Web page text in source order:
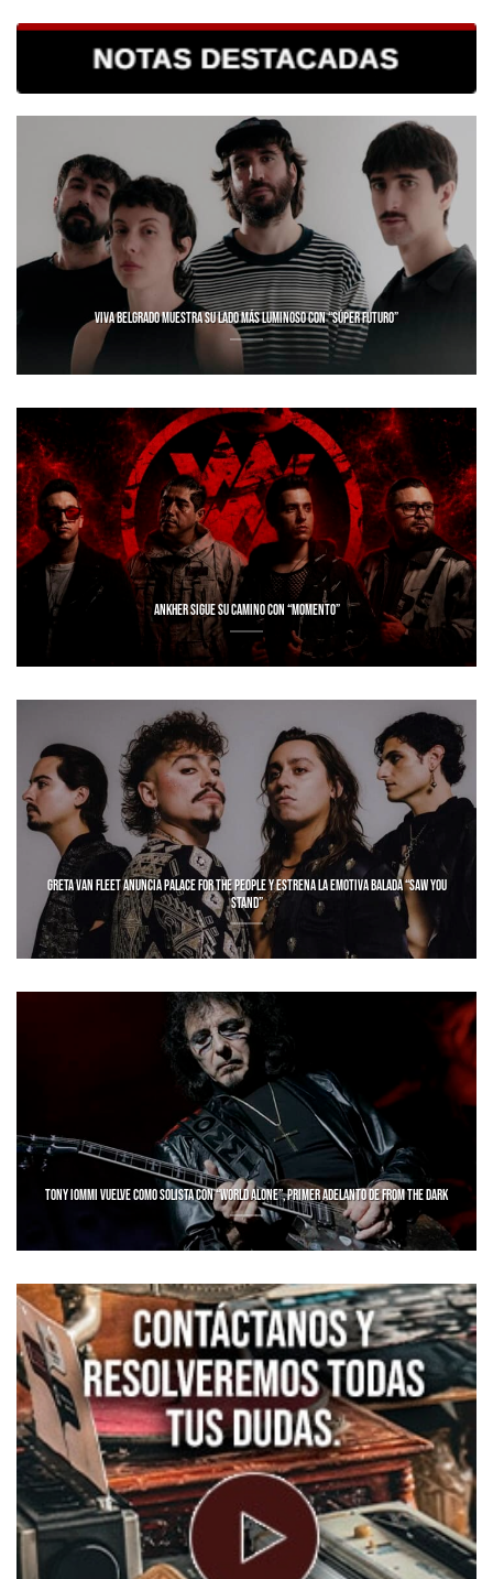
VIVA BELGRADO MUESTRA SU LADO MÁS LUMINOSO CON “SÚPER FUTURO”
ANKHER SIGUE SU CAMINO CON “MOMENTO”
GRETA VAN FLEET ANUNCIA PALACE FOR THE PEOPLE Y ESTRENA LA EMOTIVA BALADA “SAW YOU
STAND”
TONY IOMMI VUELVE COMO SOLISTA CON “WORLD ALONE”, PRIMER ADELANTO DE FROM THE DARK